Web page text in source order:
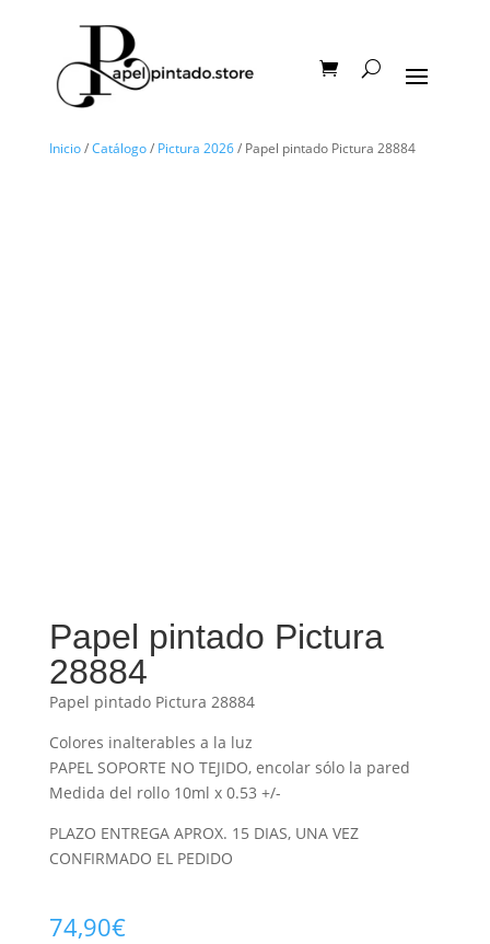
Inicio/Catálogo/ Pictura 2026/ Papel pintado Pictura 28884
Papel pintado Pictura
28884
Papel pintado Pictura 28884
Colores inalterables a la luz
PAPEL SOPORTE NO TEJIDO, encolar sólo la pared
Medida del rollo 10ml x 0.53 +/-
PLAZO ENTREGA APROX. 15 DIAS, UNA VEZ
CONFIRMADO EL PEDIDO
74,90€